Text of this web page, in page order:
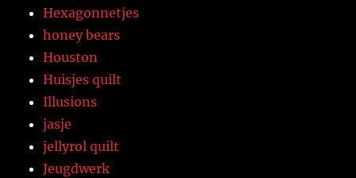
Hexagonnetjes
honey bears
Houston
Huisjes quilt
Illusions
jasje
jellyrol quilt
Jeugdwerk